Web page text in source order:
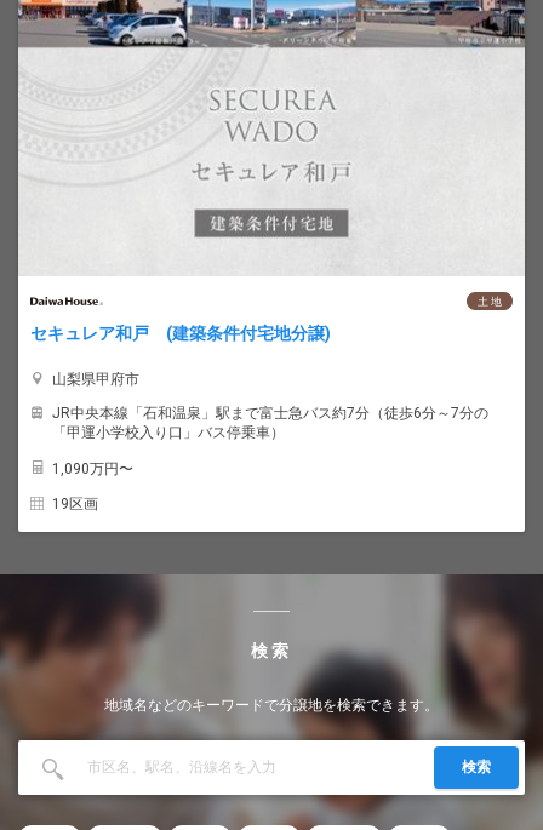
土 地
セキュレア和戸 (建築条件付宅地分譲)
山梨県甲府市
JR中央本線「石和温泉」駅まで富士急バス約7分（徒歩6分～7分の
「甲運小学校入り口」バス停乗車）
1,090万円〜
19区画
検索
地域名などのキーワードで分譲地を検索できます。
検索